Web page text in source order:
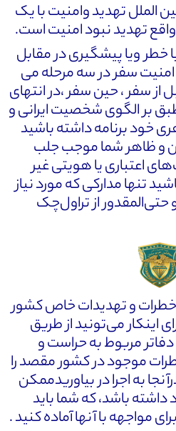
الملل تهدید وامنیت با یک
تهدید نبود امنیت است.
خطر ویا پیشگیری در مقابل
سفر در سه مرحله می
سفر ، حین سفر ،در انتهای
بر الگوی شخصیت ایرانی و
خود برنامه داشته باشید
و ظاهر شما موجب جلب
اعتباری یا هویتی غیر
تنها مدارکی که مورد نیاز
حتی‌المقدور از تراول‌چک
و تهدیدات خاص کشور
اینکار می‌تونید از طریق
دفاتر مربوط به حراست و
موجود در کشور مقصد را
به اجرا در بیاوریدممکن
باشد، که شما باید
مواجهه با آنها آماده کنید .